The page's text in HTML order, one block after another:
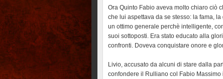
Ora Quinto Fabio aveva molto chiaro ciò
che lui aspettava da se stesso: la fama,
un ottimo generale perchè intelligente,
suoi sottoposti. Era stato educato alla
confronti. Doveva conquistare onore e
Livio, accusato da alcuni di stare dalla
confondere il Rulliano col Fabio